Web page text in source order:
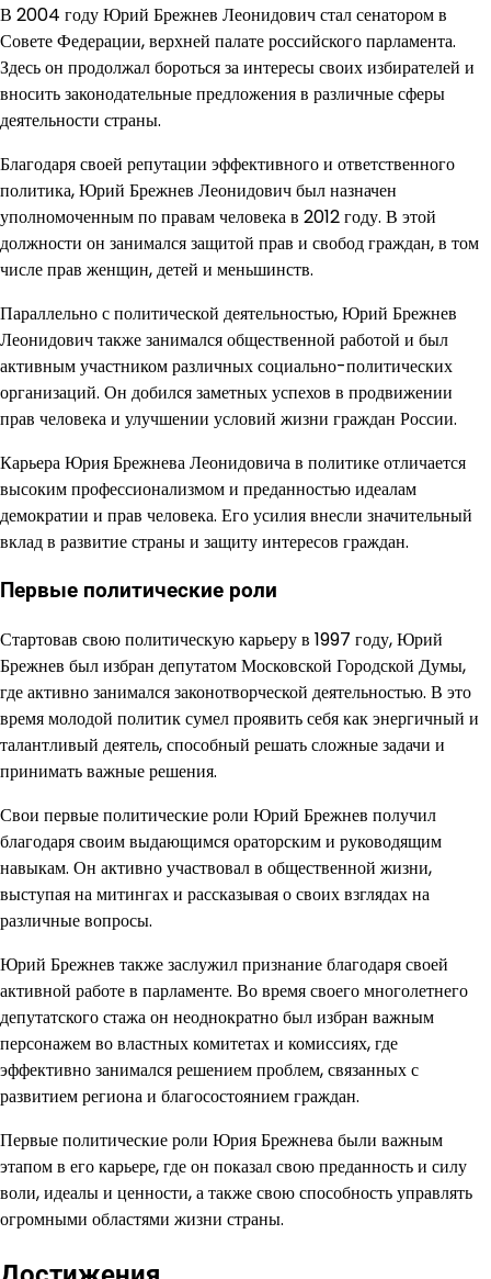
В 2004 году Юрий Брежнев Леонидович стал сенатором в
Совете Федерации, верхней палате российского парламента.
Здесь он продолжал бороться за интересы своих избирателей и
вносить законодательные предложения в различные сферы
деятельности страны.
Благодаря своей репутации эффективного и ответственного
политика, Юрий Брежнев Леонидович был назначен
уполномоченным по правам человека в 2012 году. В этой
должности он занимался защитой прав и свобод граждан, в том
числе прав женщин, детей и меньшинств.
Параллельно с политической деятельностью, Юрий Брежнев
Леонидович также занимался общественной работой и был
активным участником различных социально-политических
организаций. Он добился заметных успехов в продвижении
прав человека и улучшении условий жизни граждан России.
Карьера Юрия Брежнева Леонидовича в политике отличается
высоким профессионализмом и преданностью идеалам
демократии и прав человека. Его усилия внесли значительный
вклад в развитие страны и защиту интересов граждан.
Первые политические роли
Стартовав свою политическую карьеру в 1997 году, Юрий
Брежнев был избран депутатом Московской Городской Думы,
где активно занимался законотворческой деятельностью. В это
время молодой политик сумел проявить себя как энергичный и
талантливый деятель, способный решать сложные задачи и
принимать важные решения.
Свои первые политические роли Юрий Брежнев получил
благодаря своим выдающимся ораторским и руководящим
навыкам. Он активно участвовал в общественной жизни,
выступая на митингах и рассказывая о своих взглядах на
различные вопросы.
Юрий Брежнев также заслужил признание благодаря своей
активной работе в парламенте. Во время своего многолетнего
депутатского стажа он неоднократно был избран важным
персонажем во властных комитетах и комиссиях, где
эффективно занимался решением проблем, связанных с
развитием региона и благосостоянием граждан.
Первые политические роли Юрия Брежнева были важным
этапом в его карьере, где он показал свою преданность и силу
воли, идеалы и ценности, а также свою способность управлять
огромными областями жизни страны.